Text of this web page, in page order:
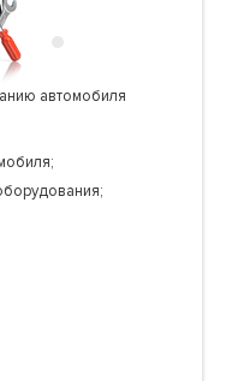
автомобиля